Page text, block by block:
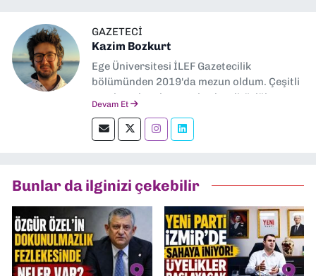
GAZETECI
Kazim Bozkurt
Ege Üniversitesi İLEF Gazetecilik
bölümünden 2019'da mezun oldum. Çeşitli
yerel ve ulusal gazetelerde editörlük,
okumayı severim.
Devam Et
Bunlar da ilginizi çekebilir